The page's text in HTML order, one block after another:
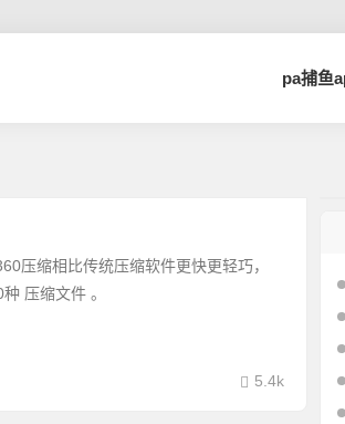
pa捕鱼
压缩相比传统压缩软件更快更轻巧，
压缩文件 。
5.4k